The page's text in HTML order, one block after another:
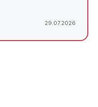
29.07.2026